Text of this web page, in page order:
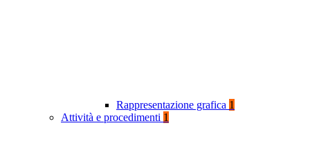
Rappresentazione grafica 1
Attività e procedimenti 1